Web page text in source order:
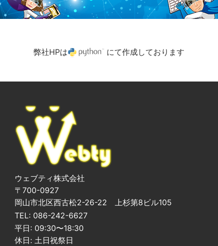
弊社HPは にて作成しております
ウェブティ株式会社
〒700-0927
岡山市北区西古松2-26-22 上杉第8ビル105
TEL: 086-242-6627
平日: 09:30〜18:30
休日: 土日祝祭日